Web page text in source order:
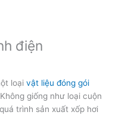
điện
loại vật liệu đóng gói
giống như loại cuộn
trình sản xuất xốp hơi